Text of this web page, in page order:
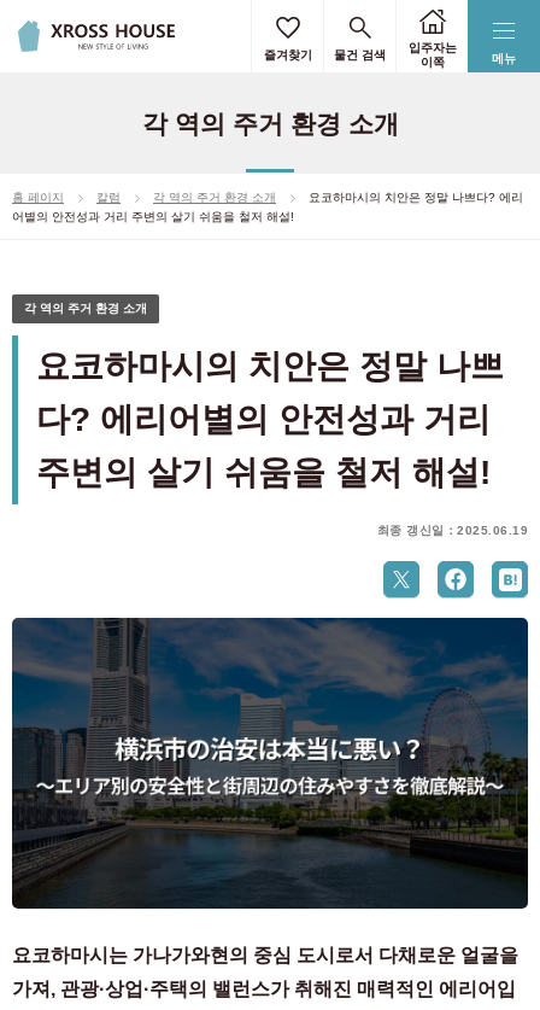
메뉴
즐겨찾기 물건 검색
입주자는
이쪽
각 역의 주거 환경 소개
홈 페이지 칼럼 각 역의 주거 환경 소개
요코하마시의 치안은 정말 나쁘다? 에리
어별의 안전성과 거리 주변의 살기 쉬움을 철저 해설!
각 역의 주거 환경 소개
요코하마시의 치안은 정말 나쁘
다? 에리어별의 안전성과 거리
주변의 살기 쉬움을 철저 해설!
최종 갱신일：2025.06.19
요코하마시는 가나가와현의 중심 도시로서 다채로운 얼굴을
가져, 관광·상업·주택의 밸런스가 취해진 매력적인 에리어입